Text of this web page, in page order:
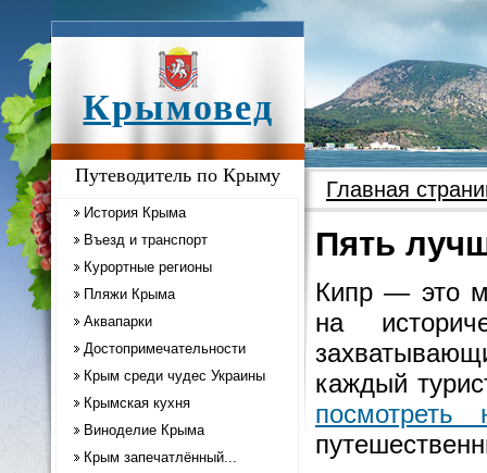
Крымовед
Путеводитель по Крыму
История Крыма
Въезд и транспорт
Курортные регионы
Пляжи Крыма
Аквапарки
Достопримечательности
Крым среди чудес Украины
Крымская кухня
Виноделие Крыма
Крым запечатлённый...
Главная
Пять
Кипр — это
на
каждый
посмотреть